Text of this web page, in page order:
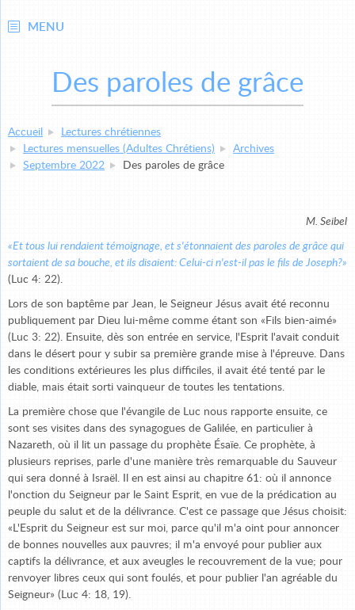
MENU
Des paroles de grâce
Accueil
Lectures chrétiennes
Lectures mensuelles (Adultes Chrétiens)
Archives
Septembre 2022
Des paroles de grâce
M. Seibel
«Et tous lui rendaient témoignage, et s'étonnaient des paroles de grâce qui
sortaient de sa bouche, et ils disaient: Celui-ci n'est-il pas le fils de Joseph?»
(Luc 4: 22).
Lors de son baptême par Jean, le Seigneur Jésus avait été reconnu
publiquement par Dieu lui-même comme étant son «Fils bien-aimé»
(Luc 3: 22). Ensuite, dès son entrée en service, l'Esprit l'avait conduit
dans le désert pour y subir sa première grande mise à l'épreuve. Dans
les conditions extérieures les plus difficiles, il avait été tenté par le
diable, mais était sorti vainqueur de toutes les tentations.
La première chose que l'évangile de Luc nous rapporte ensuite, ce
sont ses visites dans des synagogues de Galilée, en particulier à
Nazareth, où il lit un passage du prophète Ésaïe. Ce prophète, à
plusieurs reprises, parle d'une manière très remarquable du Sauveur
qui sera donné à Israël. Il en est ainsi au chapitre 61: où il annonce
l'onction du Seigneur par le Saint Esprit, en vue de la prédication au
peuple du salut et de la délivrance. C'est ce passage que Jésus choisit:
«L'Esprit du Seigneur est sur moi, parce qu'il m'a oint pour annoncer
de bonnes nouvelles aux pauvres; il m'a envoyé pour publier aux
captifs la délivrance, et aux aveugles le recouvrement de la vue; pour
renvoyer libres ceux qui sont foulés, et pour publier l'an agréable du
Seigneur» (Luc 4: 18, 19).